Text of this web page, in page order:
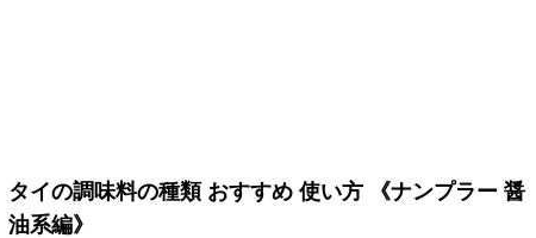
タイの調味料の種類 おすすめ 使い方 《ナンプラー 醤
油系編》